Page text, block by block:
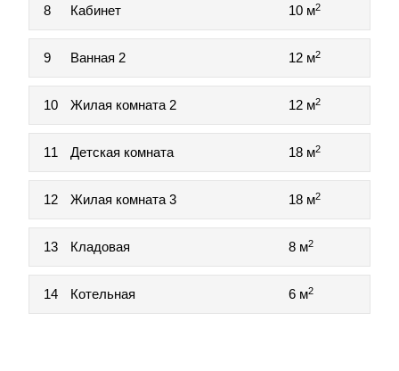
8 Кабинет 10 м2
9 Ванная 2 12 м2
10 Жилая комната 2 12 м2
11 Детская комната 18 м2
12 Жилая комната 3 18 м2
13 Кладовая 8 м2
14 Котельная 6 м2